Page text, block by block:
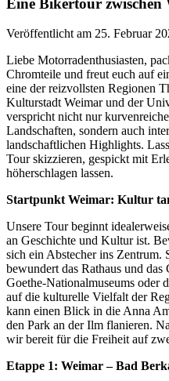
Eine Bikertour
Veröffentlicht am 25. Februar
Liebe Motorradenthusiasten,
Chromteile und freut euch auf
eine der reizvollsten Regionen
Kulturstadt Weimar und der
verspricht nicht nur
Landschaften, sondern auch
landschaftlichen Highlights.
Tour skizzieren, gespickt mit
höherschlagen lassen.
Startpunkt Weimar: Kultur
Unsere Tour beginnt
an Geschichte und Kultur ist.
sich ein Abstecher ins Zentrum.
bewundert das Rathaus und das
Goethe-Nationalmuseums oder
auf die kulturelle Vielfalt der
kann einen Blick in die Anna
den Park an der Ilm flanieren.
wir bereit für die Freiheit auf
Etappe 1: Weimar – Bad